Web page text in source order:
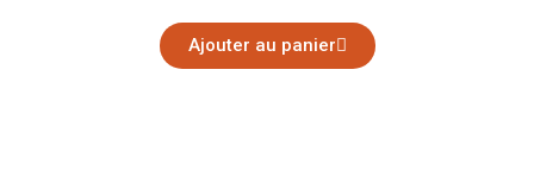
Ajouter au panier